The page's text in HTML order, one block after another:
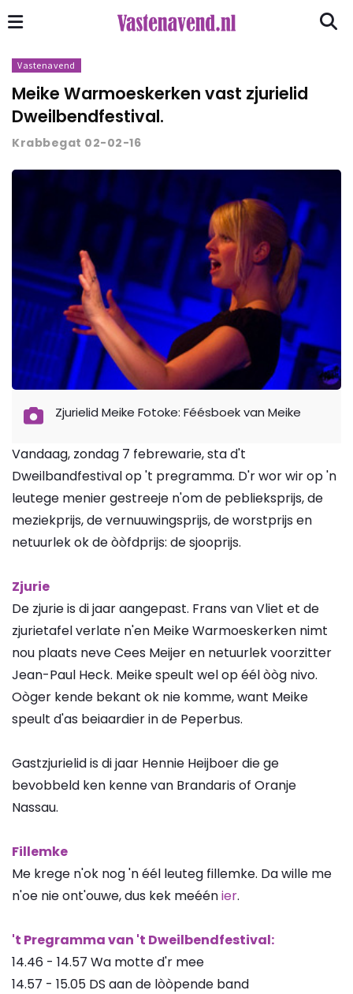
Vastenavend
Meike Warmoeskerken vast zjurielid
Dweilbendfestival.
Krabbegat 02-02-16
Zjurielid Meike Fotoke: Féésboek van Meike
Vandaag, zondag 7 febrewarie, sta d't
Dweilbandfestival op 't pregramma. D'r wor wir op 'n
leutege menier gestreeje n'om de peblieksprijs, de
meziekprijs, de vernuuwingsprijs, de worstprijs en
netuurlek ok de òòfdprijs: de sjooprijs.
Zjurie
De zjurie is di jaar aangepast. Frans van Vliet et de
zjurietafel verlate n'en Meike Warmoeskerken nimt
nou plaats neve Cees Meijer en netuurlek voorzitter
Jean-Paul Heck. Meike speult wel op éél òòg nivo.
Oòger kende bekant ok nie komme, want Meike
speult d'as beiaardier in de Peperbus.
Gastzjurielid is di jaar Hennie Heijboer die ge
bevobbeld ken kenne van Brandaris of Oranje
Nassau.
Fillemke
Me krege n'ok nog 'n éél leuteg fillemke. Da wille me
n'oe nie ont'ouwe, dus kek meéénier.
't Pregramma van 't Dweilbendfestival:
14.46 - 14.57 Wa motte d'r mee
14.57 - 15.05 DS aan de lòòpende band